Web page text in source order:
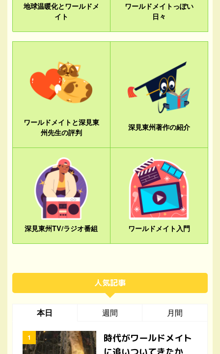
地球温暖化とワールドメ
イト
ワールドメイトっぽい
日々
ワールドメイトと深見東
州先生の評判
深見東州著作の紹介
深見東州TV/ラジオ番組 ワールドメイト入門
人気記事
本日 週間 月間
時代がワールドメイト